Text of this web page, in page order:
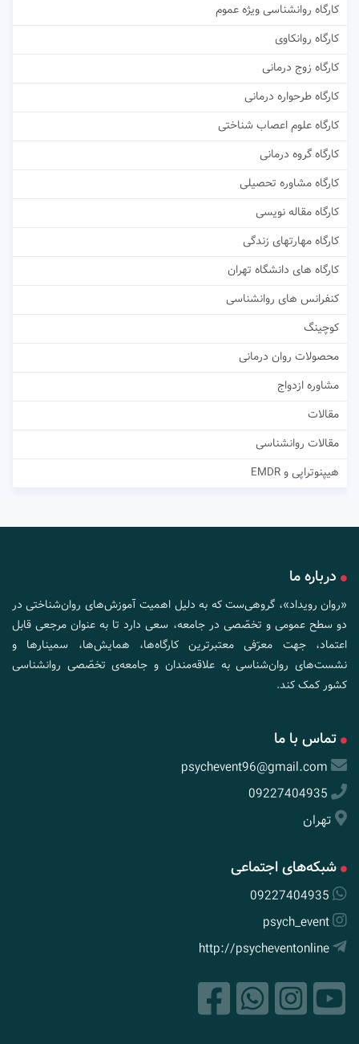
کارگاه روانشناسی ویژه عموم
کارگاه روانکاوی
کارگاه زوج درمانی
کارگاه طرحواره درمانی
کارگاه علوم اعصاب شناختی
کارگاه گروه درمانی
کارگاه مشاوره تحصیلی
کارگاه مقاله نویسی
کارگاه مهارتهای زندگی
کارگاه های دانشگاه تهران
کنفرانس های روانشناسی
کوچینگ
محصولات روان درمانی
مشاوره ازدواج
مقالات
مقالات روانشناسی
هیپنوتراپی و EMDR
درباره ما
«روان رویداد»، گروهی‌ست که به دلیل اهمیت آموزش‌های روان‌شناختی در
دو سطح عمومی و تخصّصی در جامعه، سعی دارد تا به عنوان مرجعی قابل
اعتماد، جهت معرّفی معتبرترین کارگاه‌ها، همایش‌ها، سمینارها و
نشست‌های روان‌شناسی به علاقه‌مندان و جامعه‌ی تخصّصی روانشناسی
کشور کمک کند.
تماس با ما
psychevent96@gmail.com
09227404935
تهران
شبکه‌های اجتماعی
09227404935
psych_event
http://psycheventonline